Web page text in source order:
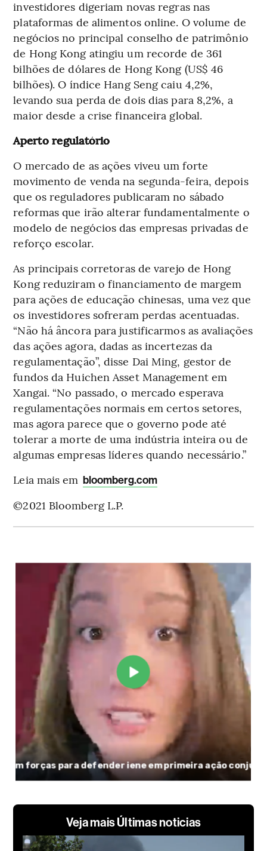
investidores digeriam novas regras nas
plataformas de alimentos online. O volume de
negócios no principal conselho de patrimônio
de Hong Kong atingiu um recorde de 361
bilhões de dólares de Hong Kong (US$ 46
bilhões). O índice Hang Seng caiu 4,2%,
levando sua perda de dois dias para 8,2%, a
maior desde a crise financeira global.
Aperto regulatório
O mercado de as ações viveu um forte
movimento de venda na segunda-feira, depois
que os reguladores publicaram no sábado
reformas que irão alterar fundamentalmente o
modelo de negócios das empresas privadas de
reforço escolar.
As principais corretoras de varejo de Hong
Kong reduziram o financiamento de margem
para ações de educação chinesas, uma vez que
os investidores sofreram perdas acentuadas.
“Não há âncora para justificarmos as avaliações
das ações agora, dadas as incertezas da
regulamentação”, disse Dai Ming, gestor de
fundos da Huichen Asset Management em
Xangai. “No passado, o mercado esperava
regulamentações normais em certos setores,
mas agora parece que o governo pode até
tolerar a morte de uma indústria inteira ou de
algumas empresas líderes quando necessário.”
Leia mais em bloomberg.com
©2021 Bloomberg L.P.
Veja mais Últimas noticias